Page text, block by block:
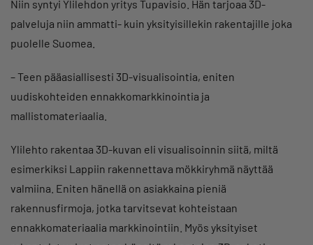
Niin syntyi Ylilehdon yritys Tupavisio. Hän tarjoaa 3D-
palveluja niin ammatti- kuin yksityisillekin rakentajille joka
puolelle Suomea.
– Teen pääasiallisesti 3D-visualisointia, eniten
uudiskohteiden ennakkomarkkinointia ja
mallistomateriaalia.
Ylilehto rakentaa 3D-kuvan eli visualisoinnin siitä, miltä
esimerkiksi Lappiin rakennettava mökkiryhmä näyttää
valmiina. Eniten hänellä on asiakkaina pieniä
rakennusfirmoja, jotka tarvitsevat kohteistaan
ennakkomateriaalia markkinointiin. Myös yksityiset